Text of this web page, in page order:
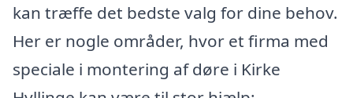
kan træffe det bedste valg for dine behov.
Her er nogle områder, hvor et firma med
speciale i montering af døre i Kirke